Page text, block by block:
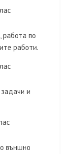
работа по
работи.
и
външно